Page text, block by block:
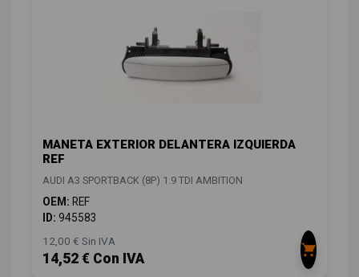
MANETA EXTERIOR DELANTERA IZQUIERDA
REF
AUDI A3 SPORTBACK (8P) 1.9 TDI AMBITION
OEM: REF
ID: 945583
12,00 € Sin IVA
14,52 € Con IVA